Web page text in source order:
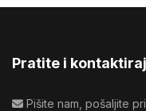
Pratite i
Pišite nam, pošaljite